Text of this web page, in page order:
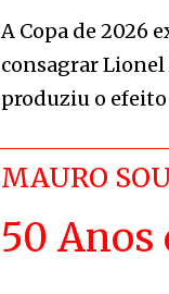
A Copa de 2026
consagrar
produziu o
MAURO
50 Anos